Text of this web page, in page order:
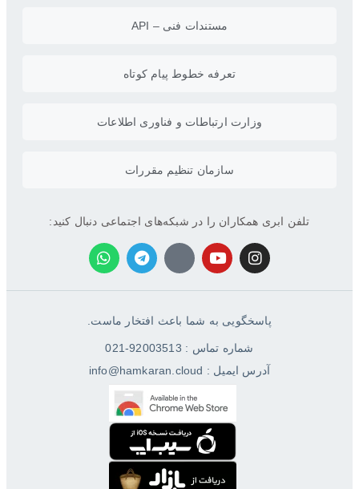
مستندات فنی – API
تعرفه خطوط پیام کوتاه
وزارت ارتباطات و فناوری اطلاعات
سازمان تنظیم مقررات
تلفن ابری همکاران را در شبکه‌های اجتماعی دنبال کنید:
پاسخگویی به شما باعث افتخار ماست.
شماره تماس : 92003513-021
آدرس ایمیل : info@hamkaran.cloud